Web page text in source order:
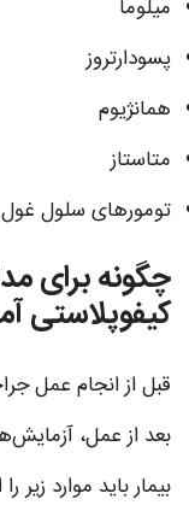
میلوما
پسودارتروز
همانژیوم
متاستاز
تومورهای سلول غول
چگونه برای
کیفوپلاستی
قبل از انجام عمل
بعد از عمل،
بیمار باید موارد زیر